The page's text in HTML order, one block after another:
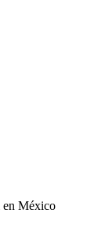
en México